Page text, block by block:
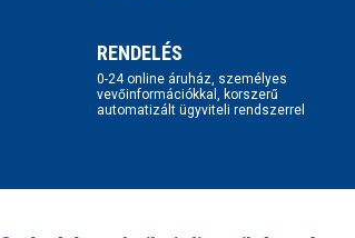
RENDELÉS
0-24 online áruház, személyes
vevőinformációkkal, korszerű
automatizált ügyviteli rendszerrel